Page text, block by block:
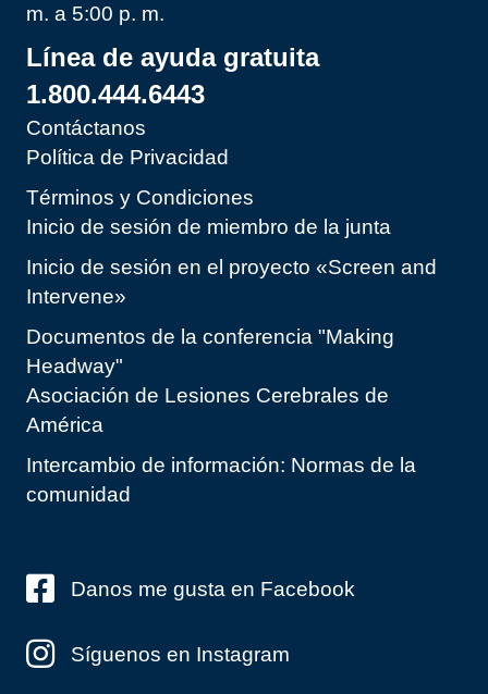
m. a 5:00 p. m.
Línea de ayuda gratuita
1.800.444.6443
Contáctanos
Política de Privacidad
Términos y Condiciones
Inicio de sesión de miembro de la junta
Inicio de sesión en el proyecto «Screen and
Intervene»
Documentos de la conferencia "Making
Headway"
Asociación de Lesiones Cerebrales de
América
Intercambio de información: Normas de la
comunidad
Danos me gusta en Facebook
Síguenos en Instagram